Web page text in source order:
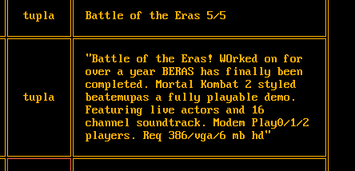
tupla Battle of the Eras 5/5
tupla
"Battle of the Eras! WOrked on for
over a year BERAS has finally been
completed. Mortal Kombat 2 styled
beatemupas a fully playable demo.
Featuring live actors and 16
channel soundtrack. Modem Play0/1/2
players. Req 386/vga/6 mb hd"